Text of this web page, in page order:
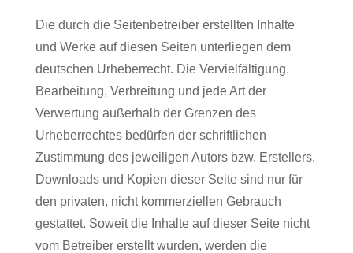
Die durch die Seitenbetreiber erstellten Inhalte
und Werke auf diesen Seiten unterliegen dem
deutschen Urheberrecht. Die Vervielfältigung,
Bearbeitung, Verbreitung und jede Art der
Verwertung außerhalb der Grenzen des
Urheberrechtes bedürfen der schriftlichen
Zustimmung des jeweiligen Autors bzw. Erstellers.
Downloads und Kopien dieser Seite sind nur für
den privaten, nicht kommerziellen Gebrauch
gestattet. Soweit die Inhalte auf dieser Seite nicht
vom Betreiber erstellt wurden, werden die